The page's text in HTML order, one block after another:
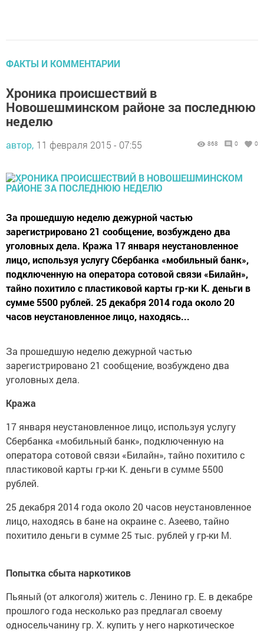
ФАКТЫ И КОММЕНТАРИИ
Хроника происшествий в
Новошешминском районе за последнюю
неделю
автор, 11 февраля 2015 - 07:55 868 0 0
За прошедшую неделю дежурной частью
зарегистрировано 21 сообщение, возбуждено два
уголовных дела. Кража 17 января неустановленное
лицо, используя услугу Сбербанка «мобильный банк»,
подключенную на оператора сотовой связи «Билайн»,
тайно похитило с пластиковой карты гр-ки К. деньги в
сумме 5500 рублей. 25 декабря 2014 года около 20
часов неустановленное лицо, находясь...
За прошедшую неделю дежурной частью
зарегистрировано 21 сообщение, возбуждено два
уголовных дела.
Кража
17 января неустановленное лицо, используя услугу
Сбербанка «мобильный банк», подключенную на
оператора сотовой связи «Билайн», тайно похитило с
пластиковой карты гр-ки К. деньги в сумме 5500
рублей.
25 декабря 2014 года около 20 часов неустановленное
лицо, находясь в бане на окраине с. Азеево, тайно
похитило деньги в сумме 25 тыс. рублей у гр-ки М.
Попытка сбыта наркотиков
Пьяный (от алкоголя) житель с. Ленино гр. Е. в декабре
прошлого года несколько раз предлагал своему
односельчанину гр. Х. купить у него наркотическое